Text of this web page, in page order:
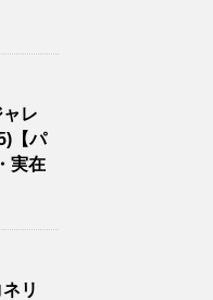
ャレ
【パ
実在
リ